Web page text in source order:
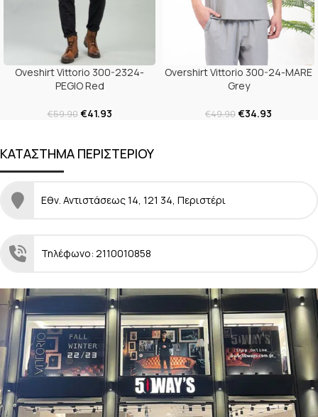
Oveshirt Vittorio 300-2324-
PEGIO Red
€59.90 €41.93
Overshirt Vittorio 300-24-MARE
Grey
€49.90€34.93
ΚΑΤΑΣΤΗΜΑ ΠΕΡΙΣΤΕΡΙΟΥ
Εθν. Αντιστάσεως 14, 121 34, Περιστέρι
Τηλέφωνο: 2110010858